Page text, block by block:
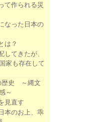
て作られる災
なった日本の
は？
してきたが、
家も存在して
歴史 ～縄文
～
見直す
本のお上、乖